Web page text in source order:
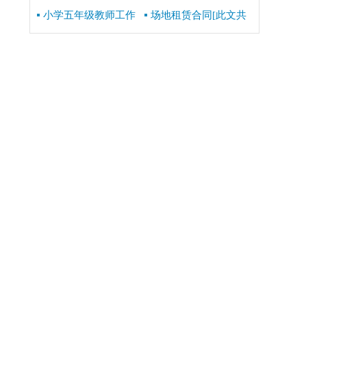
小学五年级教师工作
场地租赁合同[此文共